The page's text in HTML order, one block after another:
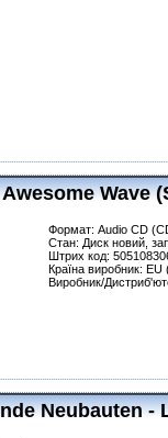
Wave
Формат: Audio CD
Стан: Диск новий,
Штрих код:
Країна виробник:
Виробник/
Neubauten -